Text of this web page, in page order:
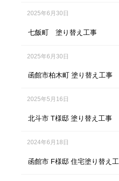
2025年6月30日
七飯町 塗り替え工事
2025年6月30日
函館市柏木町 塗り替え工事
2025年5月16日
北斗市 T様邸 塗り替え工事
2024年6月18日
函館市 F様邸 住宅塗り替え